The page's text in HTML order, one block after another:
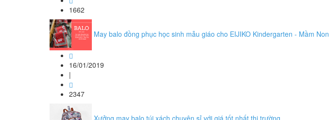
1662
May balo đồng phục học sinh mẫu giáo cho EIJIKO Kindergarten - Mầm
16/01/2019
|
2347
Xưởng may balo túi xách chuyên sỉ với giá tốt nhất thị trường